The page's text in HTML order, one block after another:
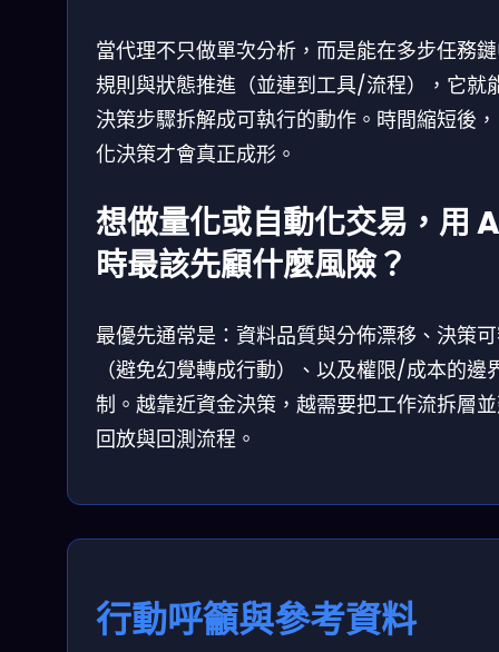
當代理不只做單次分析，而是能在多步任務
規則與狀態推進（並連到工具/流程），它就
決策步驟拆解成可執行的動作。時間縮短後
化決策才會真正成形。
想做量化或自動化交易，用
時最該先顧什麼風險？
最優先通常是：資料品質與分佈漂移、決策
（避免幻覺轉成行動）、以及權限/成本的邊
制。越靠近資金決策，越需要把工作流拆層
回放與回測流程。
行動呼籲與參考資料